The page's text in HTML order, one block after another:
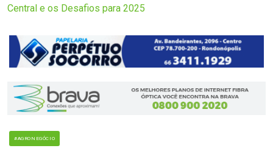
Central e os Desafios para 2025
#AGRONEGÓCIO